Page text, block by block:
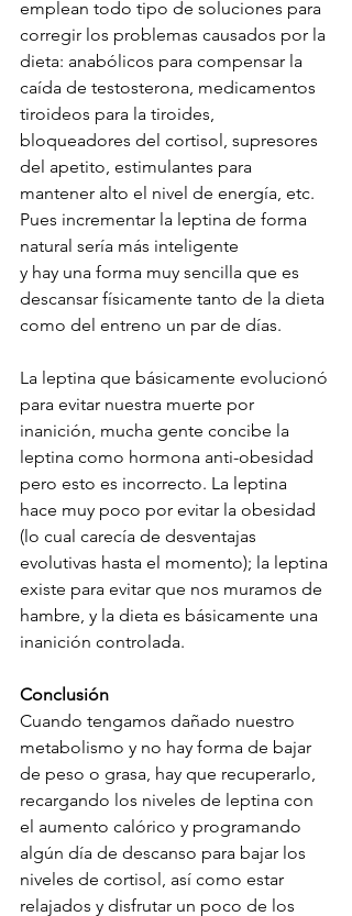
emplean todo tipo de soluciones para
corregir los problemas causados por la
dieta: anabólicos para compensar la
caída de testosterona, medicamentos
tiroideos para la tiroides,
bloqueadores del cortisol, supresores
del apetito, estimulantes para
mantener alto el nivel de energía, etc.
Pues incrementar la leptina de forma
natural sería más inteligente
y hay una forma muy sencilla que es
descansar físicamente tanto de la dieta
como del entreno un par de días.
La leptina que básicamente evolucionó
para evitar nuestra muerte por
inanición, mucha gente concibe la
leptina como hormona anti-obesidad
pero esto es incorrecto. La leptina
hace muy poco por evitar la obesidad
(lo cual carecía de desventajas
evolutivas hasta el momento); la leptina
existe para evitar que nos muramos de
hambre, y la dieta es básicamente una
inanición controlada.
Conclusión
Cuando tengamos dañado nuestro
metabolismo y no hay forma de bajar
de peso o grasa, hay que recuperarlo,
recargando los niveles de leptina con
el aumento calórico y programando
algún día de descanso para bajar los
niveles de cortisol, así como estar
relajados y disfrutar un poco de los